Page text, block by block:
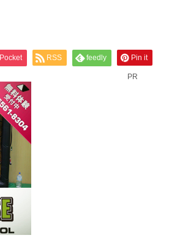
Pocket RSS feedly Pin it
PR